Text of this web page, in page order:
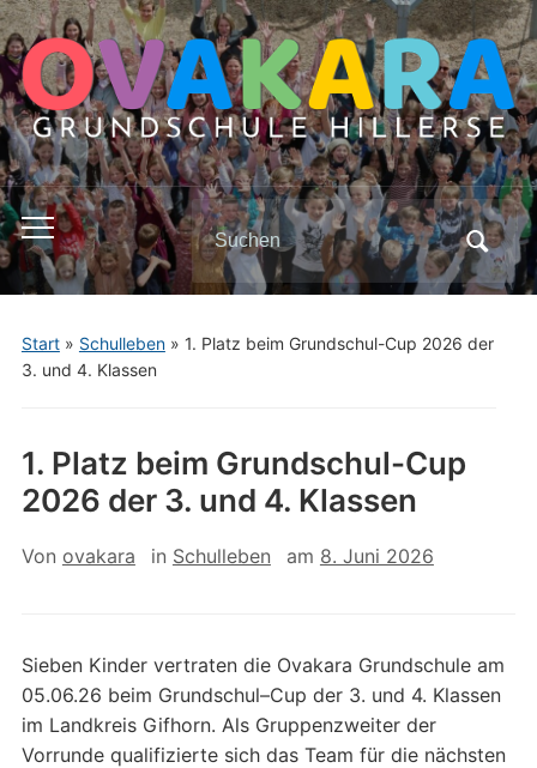
Toggle
mobile
menu
Search
for:
Start» Schulleben» 1. Platz beim Grundschul-Cup 2026 der
3. und 4. Klassen
1. Platz beim Grundschul-Cup
2026 der 3. und 4. Klassen
Von ovakara in Schulleben am 8. Juni 2026
Sieben Kinder vertraten die Ovakara Grundschule am
05.06.26 beim Grundschul–Cup der 3. und 4. Klassen
im Landkreis Gifhorn. Als Gruppenzweiter der
Vorrunde qualifizierte sich das Team für die nächsten